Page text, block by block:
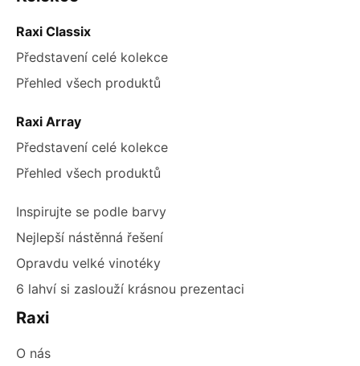
Raxi Classix
Představení celé kolekce
Přehled všech produktů
Raxi Array
Představení celé kolekce
Přehled všech produktů
Inspirujte se podle barvy
Nejlepší nástěnná řešení
Opravdu velké vinotéky
6 lahví si zaslouží krásnou prezentaci
Raxi
O nás